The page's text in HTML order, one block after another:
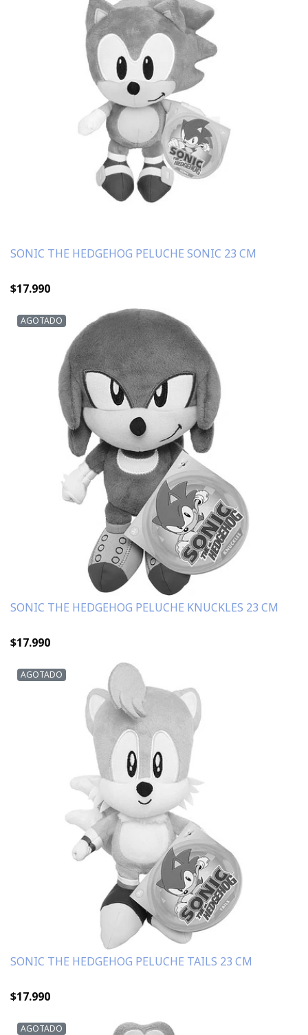
SONIC THE HEDGEHOG PELUCHE SONIC 23 CM
$17.990
AGOTADO
SONIC THE HEDGEHOG PELUCHE KNUCKLES 23 CM
$17.990
AGOTADO
SONIC THE HEDGEHOG PELUCHE TAILS 23 CM
$17.990
AGOTADO